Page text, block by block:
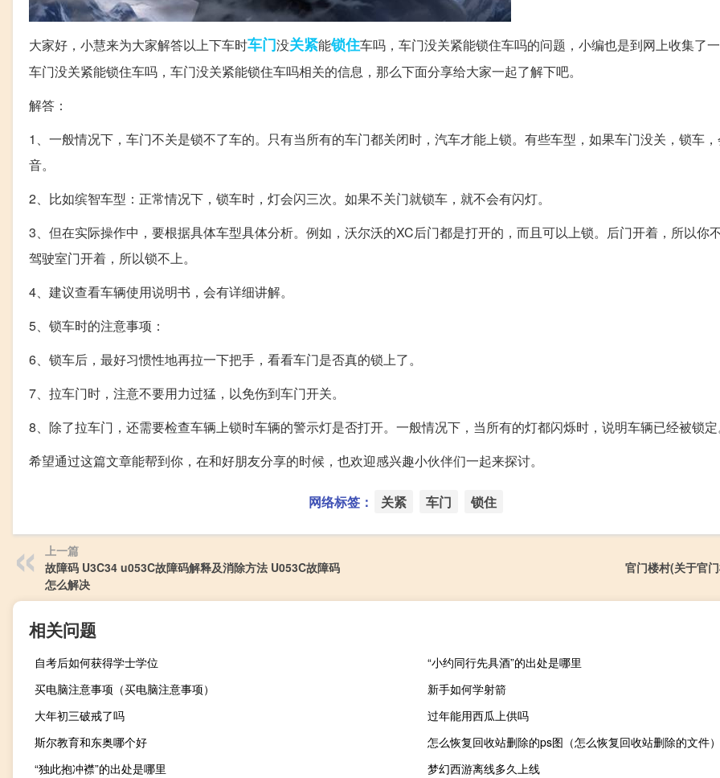
大家好，小慧来为大家解答以上下车时车门没关紧能锁住车吗，车门没关紧能锁住车吗的问题，小编也是到网上收集了
车门没关紧能锁住车吗，车门没关紧能锁住车吗相关的信息，那么下面分享给大家一起了解下吧。
解答：
1、一般情况下，车门不关是锁不了车的。只有当所有的车门都关闭时，汽车才能上锁。有些车型，如果车门没关，锁车
音。
2、比如缤智车型：正常情况下，锁车时，灯会闪三次。如果不关门就锁车，就不会有闪灯。
3、但在实际操作中，要根据具体车型具体分析。例如，沃尔沃的XC后门都是打开的，而且可以上锁。后门开着，所以你
驾驶室门开着，所以锁不上。
4、建议查看车辆使用说明书，会有详细讲解。
5、锁车时的注意事项：
6、锁车后，最好习惯性地再拉一下把手，看看车门是否真的锁上了。
7、拉车门时，注意不要用力过猛，以免伤到车门开关。
8、除了拉车门，还需要检查车辆上锁时车辆的警示灯是否打开。一般情况下，当所有的灯都闪烁时，说明车辆已经被锁
希望通过这篇文章能帮到你，在和好朋友分享的时候，也欢迎感兴趣小伙伴们一起来探讨。
网络标签： 关紧 车门 锁住
上一篇
故障码 U3C34 u053C故障码解释及消除方法 U053C故障码
怎么解决
官门楼村(关于官
相关问题
自考后如何获得学士学位
“小约同行先具酒”的出处是哪里
买电脑注意事项（买电脑注意事项）
新手如何学射箭
大年初三破戒了吗
过年能用西瓜上供吗
斯尔教育和东奥哪个好
怎么恢复回收站删除的ps图（怎么恢复回收站删除的文件）
“独此抱冲襟”的出处是哪里
梦幻西游离线多久上线